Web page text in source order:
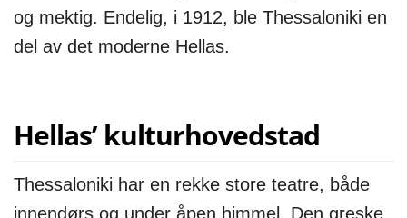
og mektig. Endelig, i 1912, ble Thessaloniki en
del av det moderne Hellas.
Hellas’ kulturhovedstad
Thessaloniki har en rekke store teatre, både
innendørs og under åpen himmel. Den greske